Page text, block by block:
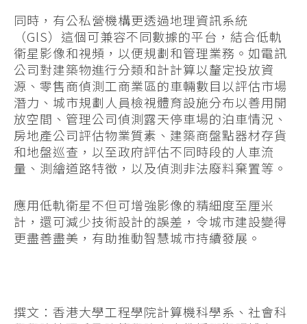
同時，有公私營機構更透過地理資訊系統
（GlS）這個可兼容不同數據的平台，結合低軌
衞星影像和視頻，以便規劃和管理業務。如電訊
公司對建築物進行分類和計計算以釐定投放資
源、零售商偵測工商業區的車輛數目以評估市場
潛力、城市規劃人員檢視體育設施分布以善用開
放空間、管理公司偵測露天停車場的泊車情況、
房地產公司評估物業質素、建築商盤點器材存貨
和地盤巡查，以至政府評估不同時段的人車流
量、測繪道路特徵，以及偵測非法廢料棄置等。
應用低軌衞星不但可增強影像的精細度至厘米
計，還可減少技術設計的誤差，令城市建設變得
更盡善盡美，有助推動智慧城市持續發展。
撰文：香港大學工程學院計算機科學系、社會科